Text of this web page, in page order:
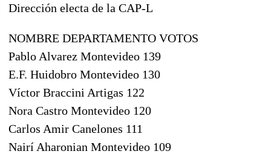
Dirección electa de la CAP-L
NOMBRE DEPARTAMENTO VOTOS
Pablo Alvarez Montevideo 139
E.F. Huidobro Montevideo 130
Víctor Braccini Artigas 122
Nora Castro Montevideo 120
Carlos Amir Canelones 111
Nairí Aharonian Montevideo 109